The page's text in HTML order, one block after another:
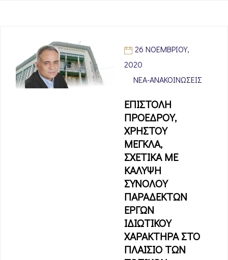
26 ΝΟΕΜΒΡΊΟΥ,
2020
ΝΈΑ-ΑΝΑΚΟΙΝΏΣΕΙΣ
ΕΠΙΣΤΟΛΗ
ΠΡΟΕΔΡΟΥ,
ΧΡΗΣΤΟΥ
ΜΕΓΚΛΑ,
ΣΧΕΤΙΚΑ ΜΕ
ΚΑΛΥΨΗ
ΣΥΝΟΛΟΥ
ΠΑΡΑΔΕΚΤΩΝ
ΕΡΓΩΝ
ΙΔΙΩΤΙΚΟΥ
ΧΑΡΑΚΤΗΡΑ ΣΤΟ
ΠΛΑΙΣΙΟ ΤΩΝ